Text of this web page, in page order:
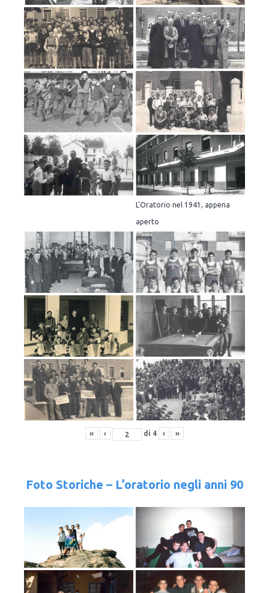
L'Oratorio nel 1941, appena
aperto
« ‹ di 4 › »
Foto Storiche – L’oratorio negli anni 90